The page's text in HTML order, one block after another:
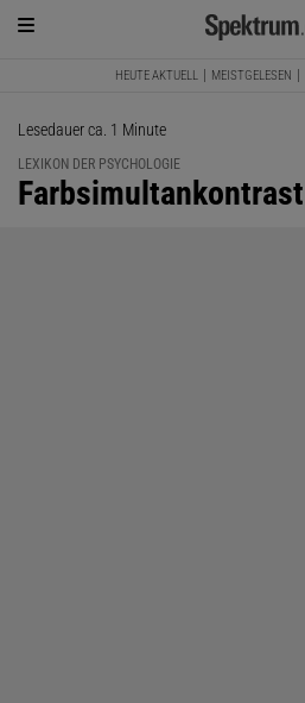
HEUTE AKTUELL MEISTGELESEN
Lesedauer ca. 1 Minute
LEXIKON DER PSYCHOLOGIE
:
Farbsimultankontrast